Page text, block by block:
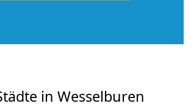
in Wesselburen